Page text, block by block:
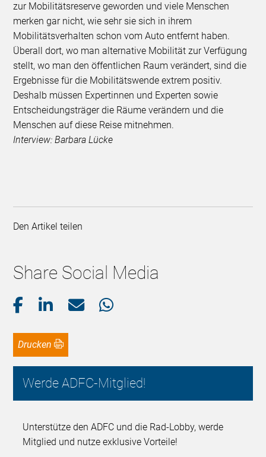
zur Mobilitätsreserve geworden und viele Menschen
merken gar nicht, wie sehr sie sich in ihrem
Mobilitätsverhalten schon vom Auto entfernt haben.
Überall dort, wo man alternative Mobilität zur Verfügung
stellt, wo man den öffentlichen Raum verändert, sind die
Ergebnisse für die Mobilitätswende extrem positiv.
Deshalb müssen Expertinnen und Experten sowie
Entscheidungsträger die Räume verändern und die
Menschen auf diese Reise mitnehmen.
Interview: Barbara Lücke
Den Artikel teilen
Share Social Media
Drucken
Werde ADFC-Mitglied!
Unterstütze den ADFC und die Rad-Lobby, werde
Mitglied und nutze exklusive Vorteile!